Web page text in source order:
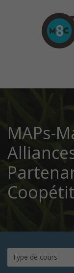
MAPs-
Type de cours